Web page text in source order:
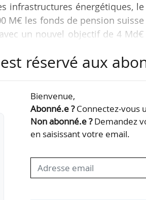
infrastructures énergétiques, le
M€ les fonds de pension suisse
un nouvel objectif de 4 Md€
avec Crédit Agricole Assurances
réservé aux
Bienvenue,
Abonné.e ?Connectez-vous
Non abonné.e ?Demandez
en saisissant votre email.